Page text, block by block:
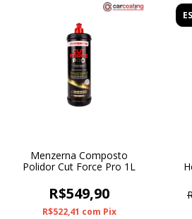
Menzerna Composto
Polidor Cut Force Pro 1L
R$549,90
R$522,41 com Pix